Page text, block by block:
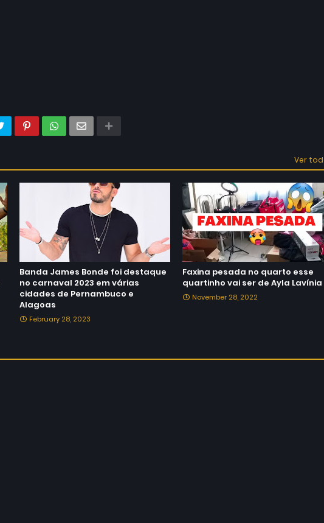
Ver
Banda James Bonde foi destaque
no carnaval 2023 em várias
cidades de Pernambuco e
Alagoas
February 28, 2023
Faxina pesada no quarto esse
quartinho vai ser de Ayla Lavínia
November 28, 2022